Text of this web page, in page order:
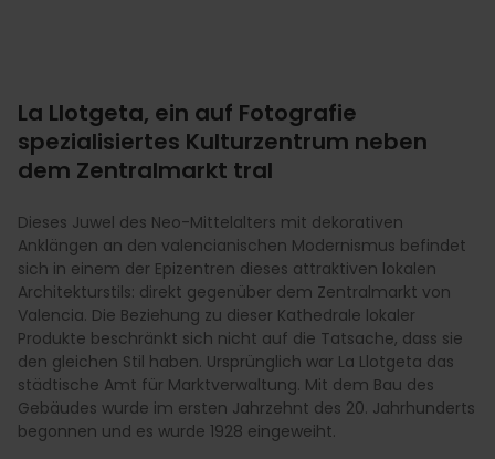
La Llotgeta, ein auf Fotografie
spezialisiertes Kulturzentrum neben
dem Zentralmarkt tral
Dieses Juwel des Neo-Mittelalters mit dekorativen
Anklängen an den valencianischen Modernismus befindet
sich in einem der Epizentren dieses attraktiven lokalen
Architekturstils: direkt gegenüber dem Zentralmarkt von
Valencia. Die Beziehung zu dieser Kathedrale lokaler
Produkte beschränkt sich nicht auf die Tatsache, dass sie
den gleichen Stil haben. Ursprünglich war La Llotgeta das
städtische Amt für Marktverwaltung. Mit dem Bau des
Gebäudes wurde im ersten Jahrzehnt des 20. Jahrhunderts
begonnen und es wurde 1928 eingeweiht.